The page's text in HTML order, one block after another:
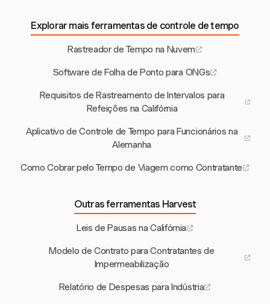
Explorar mais ferramentas de controle de tempo
Rastreador de Tempo na Nuvem
Software de Folha de Ponto para ONGs
Requisitos de Rastreamento de Intervalos para
Refeições na Califórnia
Aplicativo de Controle de Tempo para Funcionários na
Alemanha
Como Cobrar pelo Tempo de Viagem como Contratante
Outras ferramentas Harvest
Leis de Pausas na Califórnia
Modelo de Contrato para Contratantes de
Impermeabilização
Relatório de Despesas para Indústria